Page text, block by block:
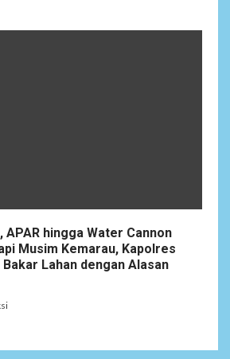
APAR hingga Water Cannon
Musim Kemarau, Kapolres
Lahan dengan Alasan